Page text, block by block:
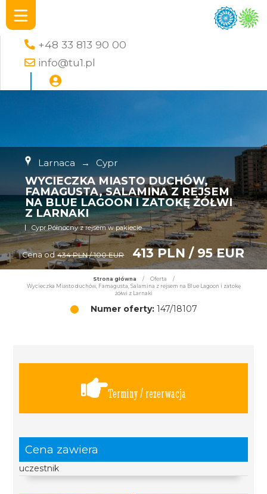
+48 33 813 90 00
info@tu1.pl
Larnaca → Cypr
WYCIECZKA MIASTO DUCHÓW,
FAMAGUSTA, SALAMINA Z REJSEM
NA BLUE LAGOON I ZATOKĘ ŻÓŁWI
Z LARNAKI
Cypr Północny z rejsem w pakiecie
Cena od 434 PLN / 100 EUR 413 PLN / 95 EUR
Strona główna / Oferta
/
Wycieczka Miasto duchów, Famagusta, Salamina z rejsem na Blue Lagoon i zatokę
żółwi z Larnaki
Numer oferty:147/18107
Terminy / rezerwacja
Cena zawiera
uczestnik